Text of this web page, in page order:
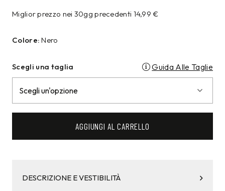
Miglior prezzo nei 30gg precedenti 14,99€
Colore: Nero
Scegli una taglia Guida Alle Taglie
AGGIUNGI AL CARRELLO
DESCRIZIONE E VESTIBILITÀ